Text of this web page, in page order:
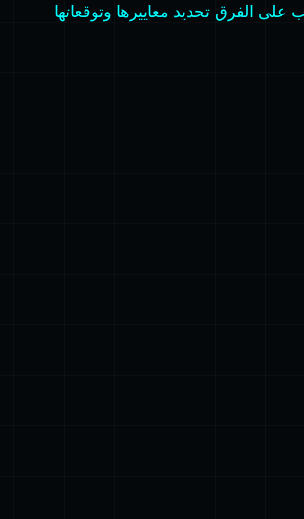
على الفرق تحديد معاييرها وتوقعاتها